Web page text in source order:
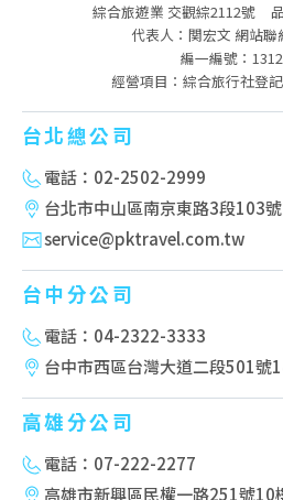
綜合旅遊業 交觀綜2112號
代表人：関宏文 網站
編一編號：
經營項目：綜合旅行社登
台北總公司
電話：02-2502-2999
台北市中山區南京東路3段103
service@pktravel.com.tw
台中分公司
電話：04-2322-3333
台中市西區台灣大道二段501號
高雄分公司
電話：07-222-2277
高雄市新興區民權一路251號10